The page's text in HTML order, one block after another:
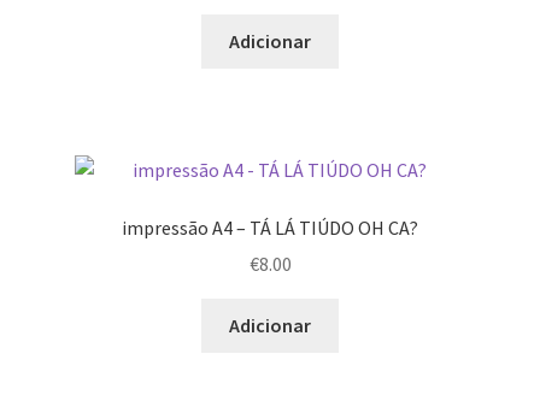
Adicionar
impressão A4 – TÁ LÁ TIÚDO OH CA?
€8.00
Adicionar